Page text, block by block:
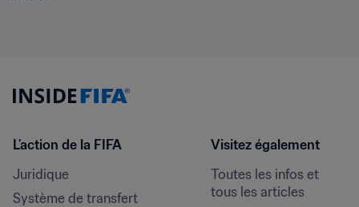
L’action de la FIFA
Juridique
Système de transfert
Visitez également
Toutes les infos et
tous les articles